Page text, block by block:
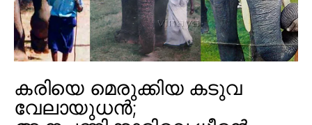
കരിയെ മെരുക്കിയ കടുവ
വേലായുധൻ;